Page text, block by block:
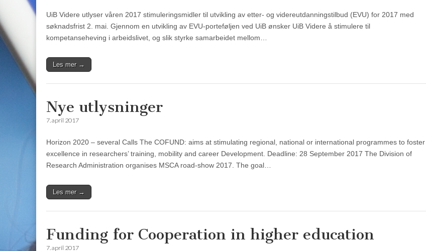
UiB Videre utlyser våren 2017 stimuleringsmidler til utvikling av etter- og videreutdanningstilbud (EVU) for 2017 med
søknadsfrist 2. mai. Gjennom en utvikling av EVU-porteføljen ved UiB ønsker UiB Videre å stimulere til
kompetanseheving i arbeidslivet, og slik styrke samarbeidet mellom…
Les mer →
Nye utlysninger
7. april 2017
Horizon 2020 – several Calls The COFUND: aims at stimulating regional, national or international programmes to foster
excellence in researchers’ training, mobility and career Development. Deadline: 28 September 2017 The Division of
Research Administration organises MSCA road-show 2017. The goal…
Les mer →
Funding for Cooperation in higher education
7. april 2017